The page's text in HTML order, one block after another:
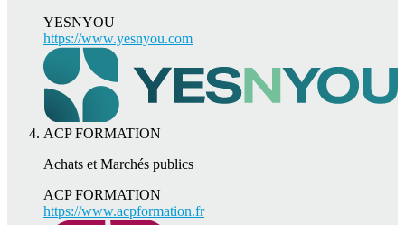
YESNYOU
https://www.yesnyou.com
ACP FORMATION
Achats et Marchés publics
ACP FORMATION
https://www.acpformation.fr